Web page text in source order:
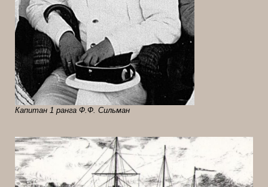
Капитан 1 ранга Ф.Ф. Сильман